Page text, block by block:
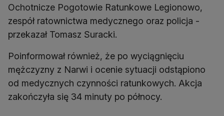
Ochotnicze Pogotowie Ratunkowe Legionowo,
zespół ratownictwa medycznego oraz policja -
przekazał Tomasz Suracki.
Poinformował również, że po wyciągnięciu
mężczyzny z Narwi i ocenie sytuacji odstąpiono
od medycznych czynności ratunkowych. Akcja
zakończyła się 34 minuty po północy.